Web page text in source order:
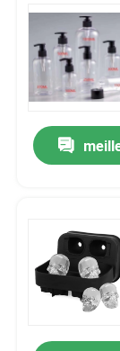
Maison
Produits